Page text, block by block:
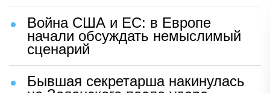
Война США и ЕС: в Европе
начали обсуждать немыслимый
сценарий
Бывшая секретарша накинулась